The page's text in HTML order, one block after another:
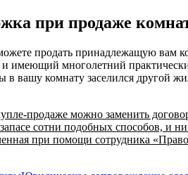
при продаже
продать принадлежащую вам
имеющий многолетний
в вашу комнату заселился другой
продаже можно заменить
сотни подобных способов,
при помощи сотрудника